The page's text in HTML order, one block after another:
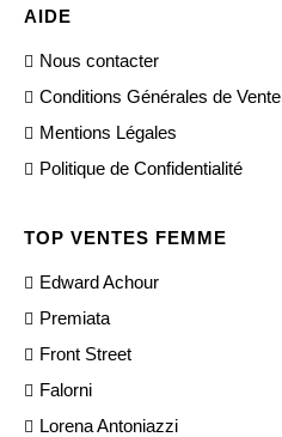
AIDE
Nous contacter
Conditions Générales de Vente
Mentions Légales
Politique de Confidentialité
TOP VENTES FEMME
Edward Achour
Premiata
Front Street
Falorni
Lorena Antoniazzi